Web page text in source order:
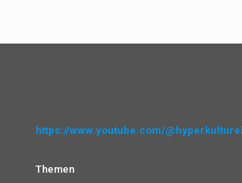
https://www.youtube.com/@hyperkulturell
Themen